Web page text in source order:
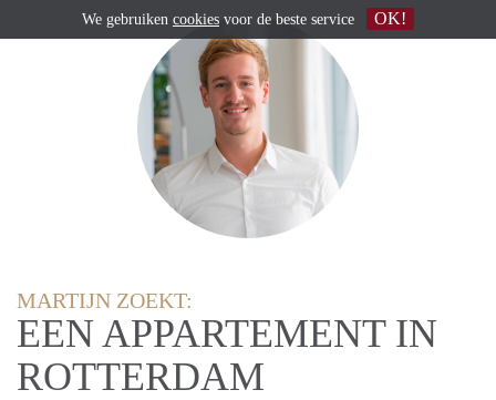
MARTIJN ZOEKT:
EEN APPARTEMENT IN
ROTTERDAM
We gebruiken cookies voor de beste service OK!